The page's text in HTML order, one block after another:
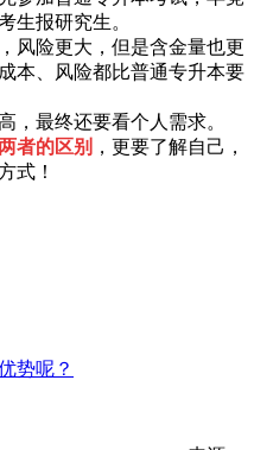
生报研究生。
风险更大，但是含金量也更
本、风险都比普通专升本要
，最终还要看个人需求。
者的区别 ，更要了解自己，
式！
势呢？